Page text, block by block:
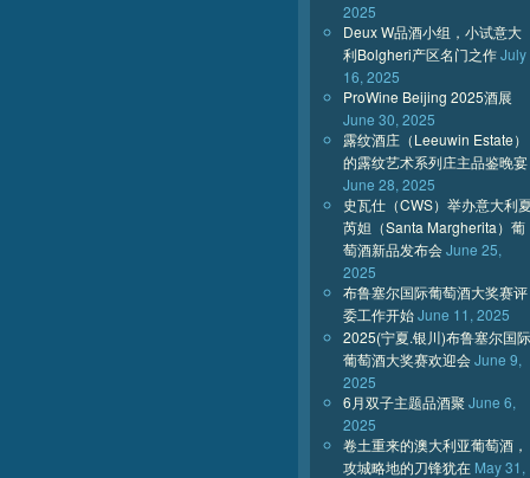
2025
Deux W品酒小组，小试意大
利Bolgheri产区名门之作July
16, 2025
ProWine Beijing 2025酒展
June 30, 2025
露纹酒庄（Leeuwin Estate）
的露纹艺术系列庄主品鉴晚宴
June 28, 2025
史瓦仕（CWS）举办意大利
芮妲（Santa Margherita）葡
萄酒新品发布会June 25,
2025
布鲁塞尔国际葡萄酒大奖赛评
委工作开始June 11, 2025
2025(宁夏.银川)布鲁塞尔国际
葡萄酒大奖赛欢迎会June 9,
2025
6月双子主题品酒聚 June 6,
2025
卷土重来的澳大利亚葡萄酒，
攻城略地的刀锋犹在 May 31,